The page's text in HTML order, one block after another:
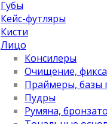
Губы
Кейс-футляры
Кисти
Лицо
Консилеры
Очищение,
Праймеры, базы
Пудры
Румяна,